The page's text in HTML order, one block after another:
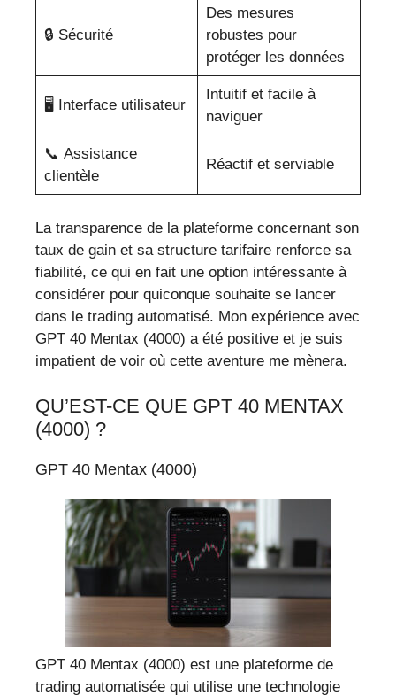
🔒 Sécurité
Des mesures
robustes pour
protéger les données
🖥️ Interface utilisateur
Intuitif et facile à
naviguer
📞 Assistance
clientèle
Réactif et serviable
La transparence de la plateforme concernant son
taux de gain et sa structure tarifaire renforce sa
fiabilité, ce qui en fait une option intéressante à
considérer pour quiconque souhaite se lancer
dans le trading automatisé. Mon expérience avec
GPT 40 Mentax (4000) a été positive et je suis
impatient de voir où cette aventure me mènera.
QU’EST-CE QUE GPT 40 MENTAX
(4000) ?
GPT 40 Mentax (4000)
GPT 40 Mentax (4000) est une plateforme de
trading automatisée qui utilise une technologie